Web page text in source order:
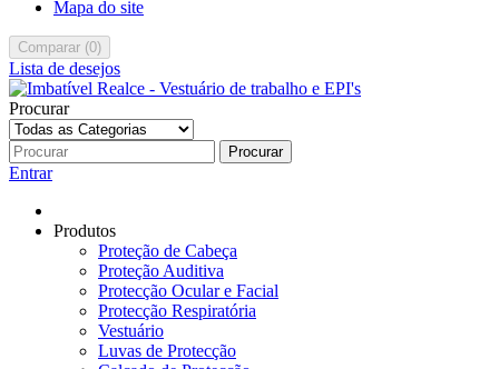
Mapa do site
Comparar (0)
Lista de desejos
Procurar
Procurar
Entrar
Produtos
Proteção de Cabeça
Proteção Auditiva
Protecção Ocular e Facial
Protecção Respiratória
Vestuário
Luvas de Protecção